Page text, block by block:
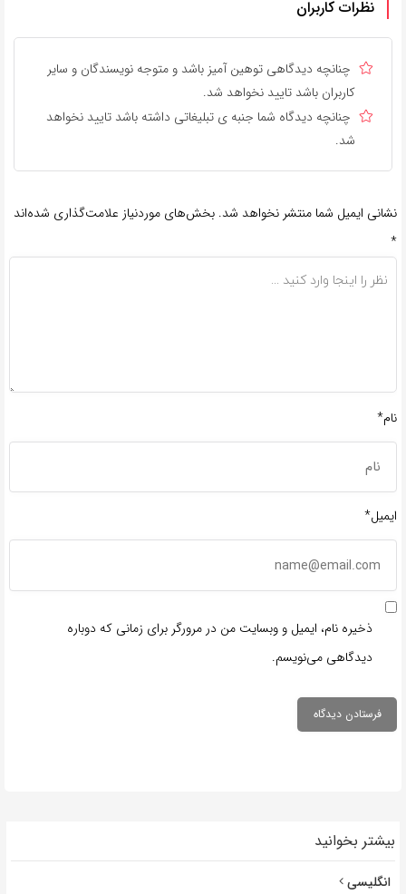
نظرات کاربران
چنانچه دیدگاهی توهین آمیز باشد و متوجه نویسندگان و سایر
کاربران باشد تایید نخواهد شد.
چنانچه دیدگاه شما جنبه ی تبلیغاتی داشته باشد تایید نخواهد
شد.
نشانی ایمیل شما منتشر نخواهد شد. بخش‌های موردنیاز علامت‌گذاری شده‌اند
*
نام*
ایمیل*
ذخیره نام، ایمیل و وبسایت من در مرورگر برای زمانی که دوباره
دیدگاهی می‌نویسم.
بیشتر بخوانید
انگلیسی